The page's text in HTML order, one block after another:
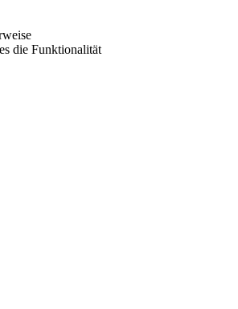
die Funktionalität